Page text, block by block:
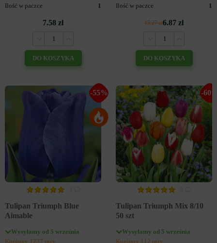
Ilość w paczce
1
7.58 zł
DO KOSZYKA
Ilość w paczce
1
15.27 zł6.87 zł
DO KOSZYKA
-55%
Tulipan Triumph Blue
Aimable
Wysyłamy od 5 września
Kupiony 1237 razy
-
Tulipan Triumph Mix 8/10
50 szt
Wysyłamy od 5 września
Kupiony 112 razy